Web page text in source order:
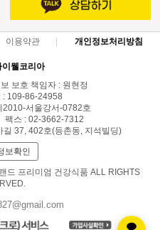
이용약관 개인정보처리방침
이웰코리아
보호 책임자 : 원현정
: 109-86-24958
2010-서울강서-0782호
팩스 : 02-3662-7312
37, 402호(등촌동, 지석빌딩)
보확인
드 프리미엄 건강식품 ALL RIGHTS